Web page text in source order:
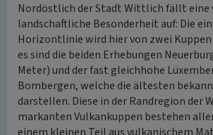
Nordöstlich der Stadt Wittlich fällt eine
landschaftliche Besonderheit auf: Die
Horizontlinie wird hier von zwei
es sind die beiden Erhebungen
Meter) und der fast gleichhohe
Bombergen, welche die ältesten
darstellen. Diese in der Randregion der
markanten Vulkankuppen bestehen